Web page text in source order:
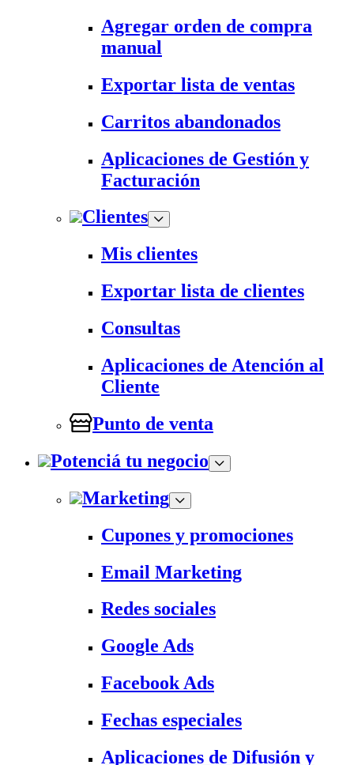
Agregar orden de compra
manual
Exportar lista de ventas
Carritos abandonados
Aplicaciones de Gestión y
Facturación
Clientes
Mis clientes
Exportar lista de clientes
Consultas
Aplicaciones de Atención al
Cliente
Punto de venta
Potenciá tu negocio
Marketing
Cupones y promociones
Email Marketing
Redes sociales
Google Ads
Facebook Ads
Fechas especiales
Aplicaciones de Difusión y